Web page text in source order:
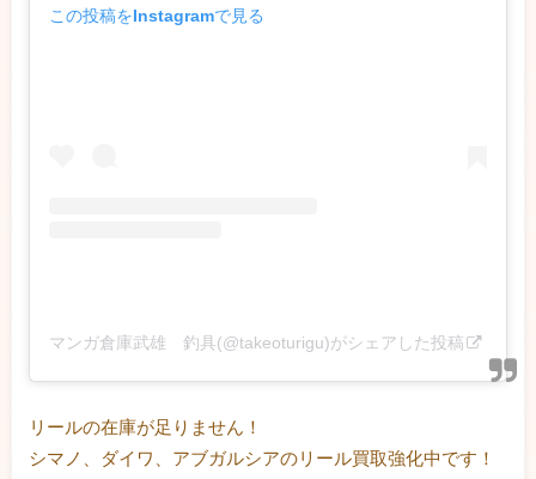
この投稿をInstagramで見る
マンガ倉庫武雄 釣具(@takeoturigu)がシェアした投稿
リールの在庫が足りません！
シマノ、ダイワ、アブガルシアのリール買取強化中です！